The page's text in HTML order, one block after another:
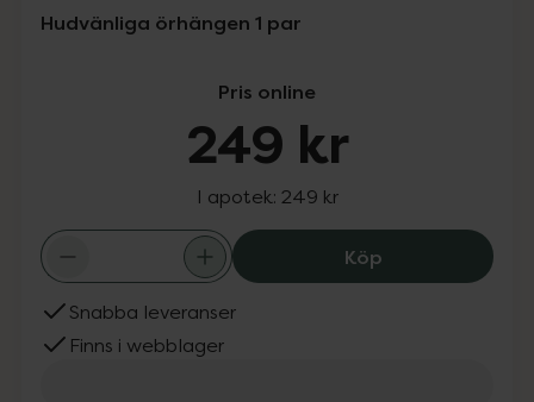
Hudvänliga örhängen 1 par
Pris online
249 kr
I apotek: 249 kr
KöpBlomdahl NT
Snabba leveranser
Finns i webblager